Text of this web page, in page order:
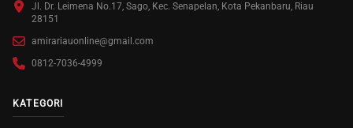
Jl. Dr. Leimena No.17, Sago, Kec. Senapelan, Kota Pekanbaru, Riau
28151
amirariauonline@gmail.com
0812-7036-4999
KATEGORI